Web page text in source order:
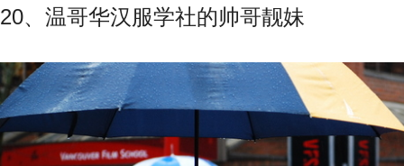
20、温哥华汉服学社的帅哥靓妹